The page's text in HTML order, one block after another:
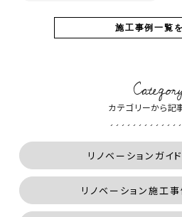
施工事例一覧
カテゴリーから記
リノベーションガイ
リノベーション施工事